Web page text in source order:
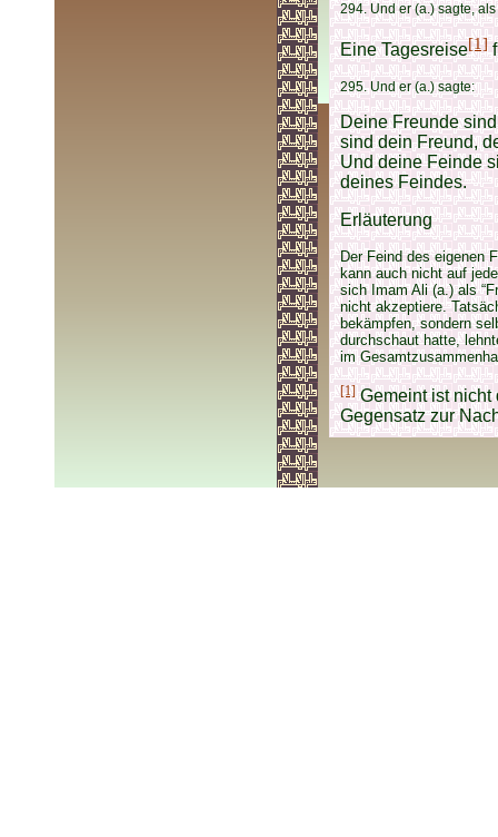
294. Und er (a.) sagte,
Eine Tagesreise[1]
295. Und er (a.) sagte:
Deine Freunde
sind dein Freund,
Und deine Feinde
deines Feindes.
Erläuterung
Der Feind des eigenen
kann auch nicht auf
sich Imam Ali (a.) als
nicht akzeptiere.
bekämpfen, sondern
durchschaut hatte,
im
[1]Gemeint ist nicht
Gegensatz zur